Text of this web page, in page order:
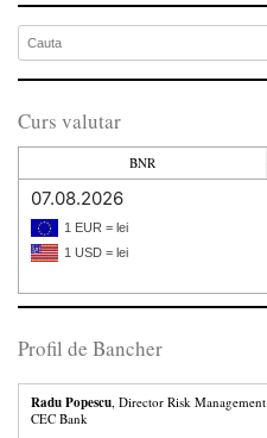
Curs valutar
BNR
07.08.2026
1 EUR = lei
1 USD = lei
Profil de Bancher
Radu Popescu, Director Risk Management
CEC Bank